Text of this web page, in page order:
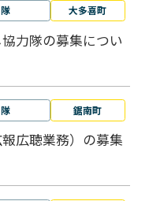
大多喜町
力隊の募集につい
鋸南町
広聴業務）の募集